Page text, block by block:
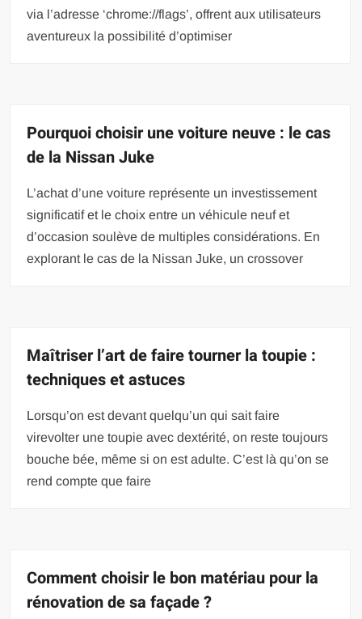
via l’adresse ‘chrome://flags’, offrent aux utilisateurs
aventureux la possibilité d’optimiser
Pourquoi choisir une voiture neuve : le cas
de la Nissan Juke
L’achat d’une voiture représente un investissement
significatif et le choix entre un véhicule neuf et
d’occasion soulève de multiples considérations. En
explorant le cas de la Nissan Juke, un crossover
Maîtriser l’art de faire tourner la toupie :
techniques et astuces
Lorsqu’on est devant quelqu’un qui sait faire
virevolter une toupie avec dextérité, on reste toujours
bouche bée, même si on est adulte. C’est là qu’on se
rend compte que faire
Comment choisir le bon matériau pour la
rénovation de sa façade ?